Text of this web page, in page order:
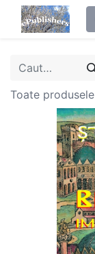
Toate produsele